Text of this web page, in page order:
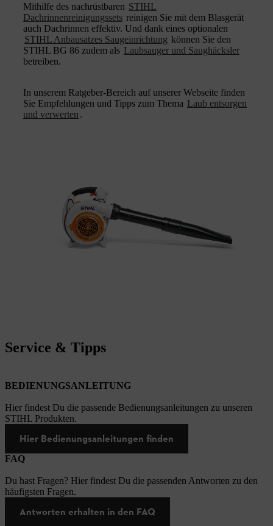
Mithilfe des nachrüstbaren STIHL
Dachrinnenreinigungssets reinigen Sie mit dem Blasgerät
auch Dachrinnen effektiv. Und dank eines optionalen
STIHL Anbausatzes Saugeinrichtung können Sie den
STIHL BG 86 zudem als Laubsauger und Saughäcksler
betreiben.
In unserem Ratgeber-Bereich auf unserer Webseite finden
Sie Empfehlungen und Tipps zum Thema Laub entsorgen
und verwerten .
Service & Tipps
BEDIENUNGSANLEITUNG
Hier findest Du die passende Bedienungsanleitungen zu unseren
STIHL Produkten.
Hier Bedienungsanleitungen finden
FAQ
Du hast Fragen? Hier findest Du die passenden Antworten zu den
häufigsten Fragen.
Antworten erhalten in den FAQ